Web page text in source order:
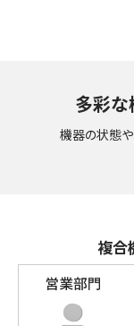
多彩な
機器の状態
複合